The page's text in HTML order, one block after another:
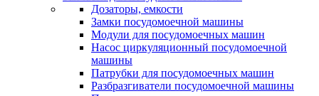
Дозаторы, емкости
Замки посудомоечной машины
Модули для посудомоечных машин
Насос циркуляционный посудомоечной
машины
Патрубки для посудомоечных машин
Разбразгиватели посудомоечной машины